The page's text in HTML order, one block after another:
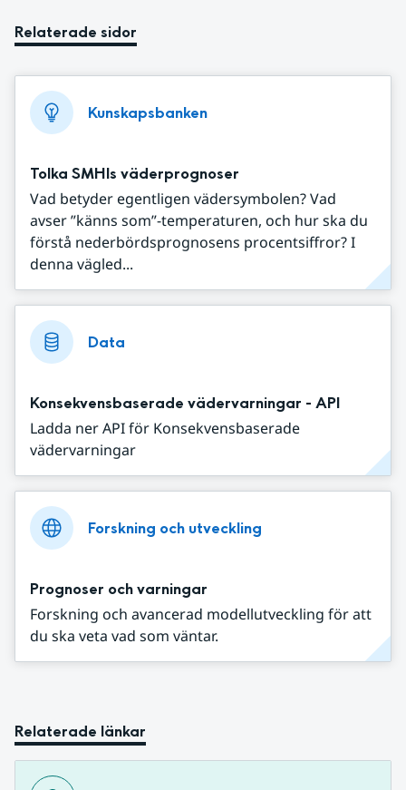
Relaterade sidor
Kunskapsbanken
Tolka SMHIs väderprognoser
Vad betyder egentligen vädersymbolen? Vad
avser ”känns som”-temperaturen, och hur ska du
förstå nederbördsprognosens procentsiffror? I
denna vägled...
Data
Konsekvensbaserade vädervarningar - API
Ladda ner API för Konsekvensbaserade
vädervarningar
Forskning och utveckling
Prognoser och varningar
Forskning och avancerad modellutveckling för att
du ska veta vad som väntar.
Relaterade länkar